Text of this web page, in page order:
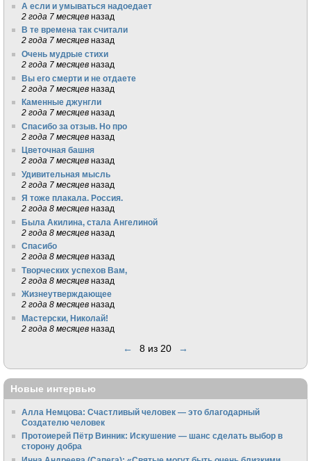
А если и умываться надоедает
2 года 7 месяцев назад
В те времена так считали
2 года 7 месяцев назад
Очень мудрые стихи
2 года 7 месяцев назад
Вы его смерти и не отдаете
2 года 7 месяцев назад
Каменные джунгли
2 года 7 месяцев назад
Спасибо за отзыв. Но про
2 года 7 месяцев назад
Цветочная башня
2 года 7 месяцев назад
Удивительная мысль
2 года 7 месяцев назад
Я тоже плакала. Россия.
2 года 8 месяцев назад
Была Акилина, стала Ангелиной
2 года 8 месяцев назад
Спасибо
2 года 8 месяцев назад
Творческих успехов Вам,
2 года 8 месяцев назад
Жизнеутверждающее
2 года 8 месяцев назад
Мастерски, Николай!
2 года 8 месяцев назад
← 8 из 20 →
Новые интервью
Алла Немцова: Счастливый человек — это благодарный
Создателю человек
Протоиерей Пётр Винник: Искушение — шанс сделать выбор в
сторону добра